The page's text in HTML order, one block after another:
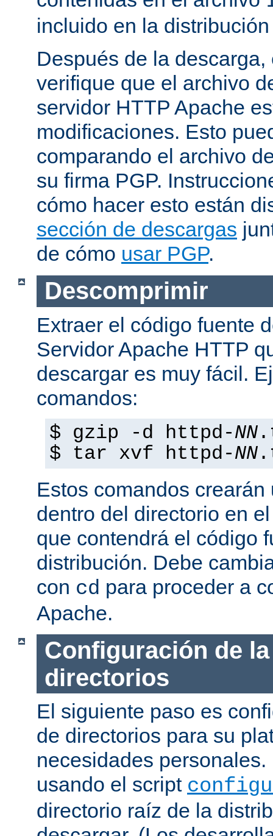
incluido en la distribución
Después de la
verifique que el archivo
servidor HTTP Apache
modificaciones. Esto
comparando el archivo
su firma PGP.
cómo hacer esto están
sección de descargas
de cómo usar PGP.
Descomprimir
Extraer el código fuente
Servidor Apache HTTP
descargar es muy fácil.
comandos:
$ gzip -d httpd-NN
$ tar xvf httpd-NN
Estos comandos
dentro del directorio en
que contendrá el código
distribución. Debe
con cd para proceder a
Apache.
Configuración de
directorios
El siguiente paso es
de directorios para su
necesidades
usando el script
directorio raíz de la